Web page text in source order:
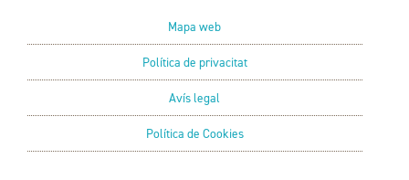
Mapa web
Política de privacitat
Avís legal
Política de Cookies